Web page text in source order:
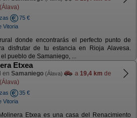
75 €
Vitoria
donde encontrarás el perfecto punto de
disfrutar de tu estancia en Rioja Alavesa.
pueblo de Samaniego, ...
Etxea
en Samaniego (Álava) a 19,4 km de
35 €
Vitoria
Etxea es una casa del Renacimiento